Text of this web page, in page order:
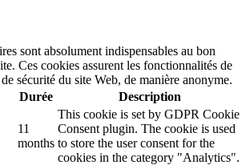
sont absolument indispensables au bon
Ces cookies assurent les fonctionnalités de
sécurité du site Web, de manière anonyme.
Durée Description
11
months
This cookie is set by GDPR Cookie
Consent plugin. The cookie is used
to store the user consent for the
cookies in the category "Analytics".